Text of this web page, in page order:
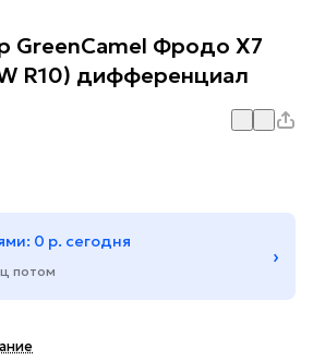
GreenCamel Фродо X7
R10) дифференциал
0 р. сегодня
потом
›